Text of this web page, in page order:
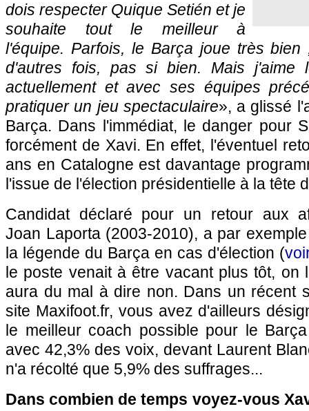
dois respecter Quique Setién et je
souhaite tout le meilleur à
l'équipe. Parfois, le Barça joue très
d'autres fois, pas si bien. Mais j'aime
actuellement et avec ses équipes
pratiquer un jeu spectaculaire», a glissé
Barça. Dans l'immédiat, le danger pour
forcément de Xavi. En effet, l'éventuel
ans en Catalogne est davantage
l'issue de l'élection présidentielle à la tête
Candidat déclaré pour un retour aux
Joan Laporta (2003-2010), a par
la légende du Barça en cas d'élection (
le poste venait à être vacant plus tôt, on
aura du mal à dire non. Dans un récent
site Maxifoot.fr, vous avez d'ailleurs
le meilleur coach possible pour le
avec 42,3% des voix, devant Laurent
n'a récolté que 5,9% des suffrages...
Dans combien de temps voyez-vous